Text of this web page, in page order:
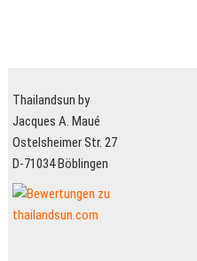
Thailandsun by
Jacques A. Maué
Ostelsheimer Str. 27
D-71034 Böblingen